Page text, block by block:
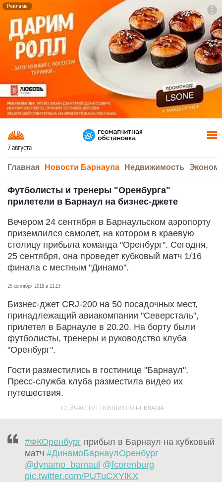
Реклама
7 августа
Главная Новости Барнаула Недвижимость
Футболисты и тренеры "Оренбурга"
прилетели в Барнаул на бизнес-джете
Вечером 24 сентября в Барнаульском аэропорту
приземлился самолет, на котором в краевую
столицу прибыла команда "Оренбург". Сегодня,
25 сентября, она проведет кубковый матч 1/16
финала с местным "Динамо".
25 сентября 2018 в 11:13
Бизнес-джет CRJ-200 на 50 посадочных мест,
принадлежащий авиакомпании "Северсталь",
прилетел в Барнауле в 20.20. На борту были
футболисты, тренеры и руководство клуба
"Оренбург".
Гости разместились в гостинице "Барнаул".
Пресс-служба клуба разместила видео их
путешествия.
#ФКОренбург прибыл в Барнаул на кубковый
матч #ДинамоБарнаулОренбург
@dynamo_barnaul @fcorenburg
pic.twitter.com/PUTuCXYlKX